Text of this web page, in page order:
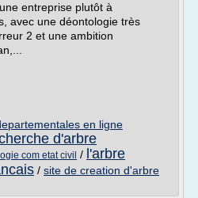
entreprise plutôt à
avec une déontologie très
2 et une ambition
en ligne
d'arbre
com etat civil / l'arbre
/ site de creation d'arbre